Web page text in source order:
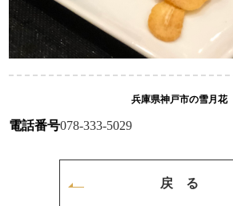
兵庫県神戸市の雪月花
電話番号078-333-5029
戻 る